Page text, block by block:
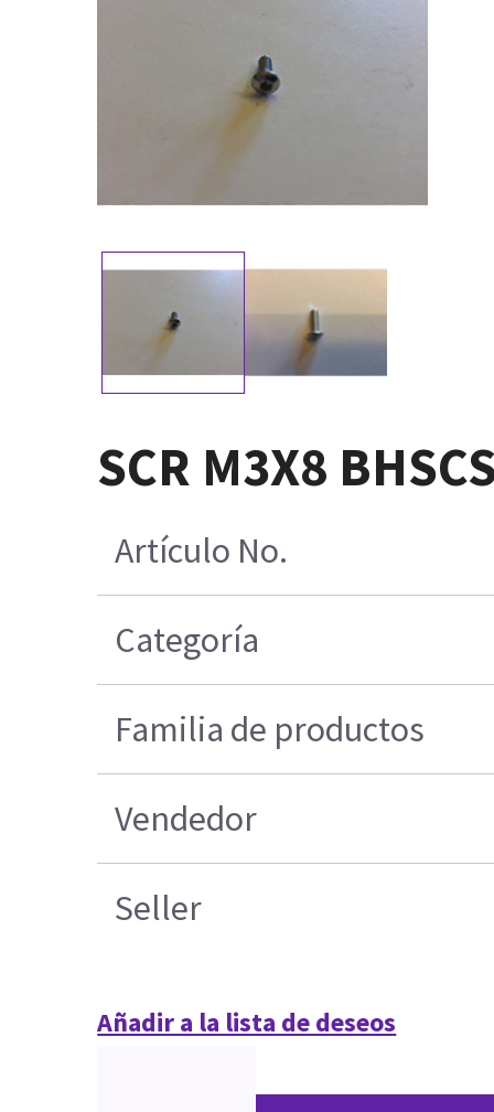
SCR M3X8
Artículo No.
Categoría
Familia de productos
Vendedor
Seller
Añadir a la lista de deseos